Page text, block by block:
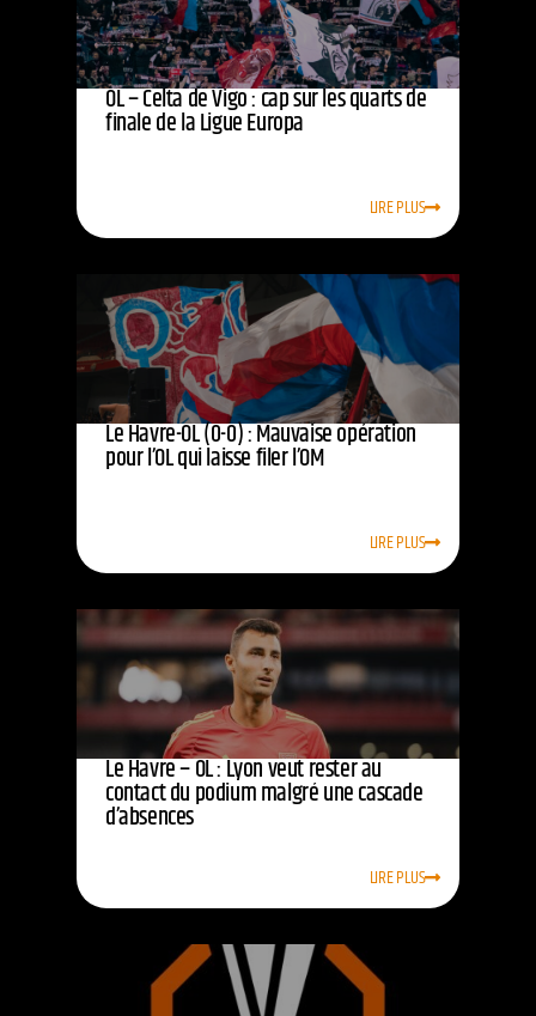
OL – Celta de Vigo : cap sur les quarts de
finale de la Ligue Europa
LIRE PLUS
Le Havre-OL (0-0) : Mauvaise opération
pour l’OL qui laisse filer l’OM
LIRE PLUS
Le Havre – OL : Lyon veut rester au
contact du podium malgré une cascade
d’absences
LIRE PLUS